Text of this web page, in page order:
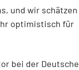
und wir schätzen
optimistisch für
bei der